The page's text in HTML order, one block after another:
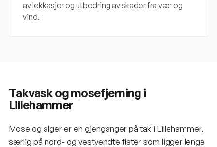
av lekkasjer og utbedring av skader fra vær og
vind.
Takvask og mosefjerning i
Lillehammer
Mose og alger er en gjenganger på tak i Lillehammer,
særlig på nord- og vestvendte flater som ligger lenge